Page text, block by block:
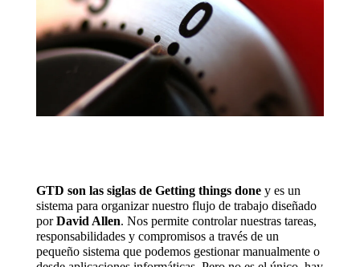
GTD son las siglas de Getting things doney es un
sistema para organizar nuestro flujo de trabajo diseñado
porDavid Allen. Nos permite controlar nuestras tareas,
responsabilidades y compromisos a través de un
pequeño sistema que podemos gestionar manualmente o